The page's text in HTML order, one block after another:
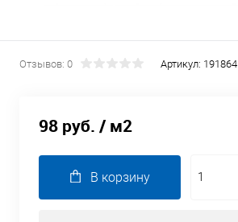
Отзывов: 0 Артикул: 191864
98 руб. / м2
В корзину